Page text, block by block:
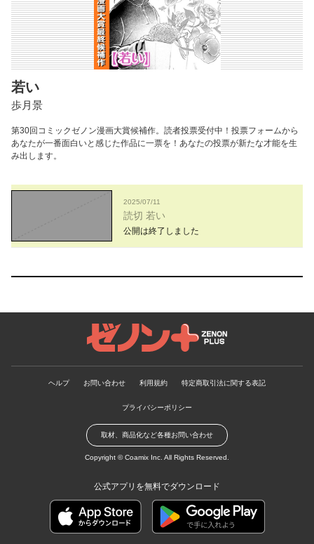
若い
歩月景
第30回コミックゼノン漫画大賞候補作。読者投票受付中！投票フォームから
あなたが一番面白いと感じた作品に一票を！あなたの投票が新たな才能を生
み出します。
2025/07/11
読切 若い
公開は終了しました
ゼノンプラス
ヘルプ お問い合わせ 利用規約 特定商取引法に関する表記
プライバシーポリシー
取材、商品化など各種お問い合わせ
Copyright ©Coamix Inc. All Rights Reserved.
公式アプリを無料でダウンロード